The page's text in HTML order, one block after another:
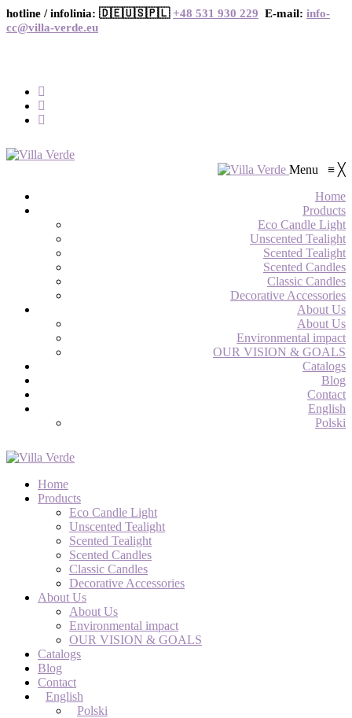
hotline / infolinia: 🇩🇪🇺🇸🇵🇱+48 531 930 229 E-mail: info-
cc@villa-verde.eu
Menu ≡ ╳
Home
Products
Eco Candle Light
Unscented Tealight
Scented Tealight
Scented Candles
Classic Candles
Decorative Accessories
About Us
About Us
Environmental impact
OUR VISION & GOALS
Catalogs
Blog
Contact
English
Polski
Home
Products
Eco Candle Light
Unscented Tealight
Scented Tealight
Scented Candles
Classic Candles
Decorative Accessories
About Us
About Us
Environmental impact
OUR VISION & GOALS
Catalogs
Blog
Contact
English
Polski